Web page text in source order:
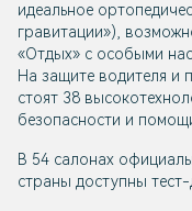
идеальное
гравитации»),
«Отдых» с особыми
На защите водителя и
стоят 38
безопасности и
В 54 салонах
страны доступны